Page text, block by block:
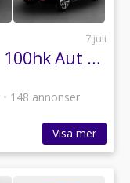
7 juli
Peugeot 208 Style Hybrid 100hk Aut CARPLAY P-SENSORER EN ÄGARE
• 148 annonser
Visa mer